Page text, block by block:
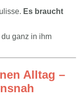
Es braucht
ganz in ihm
Alltag –